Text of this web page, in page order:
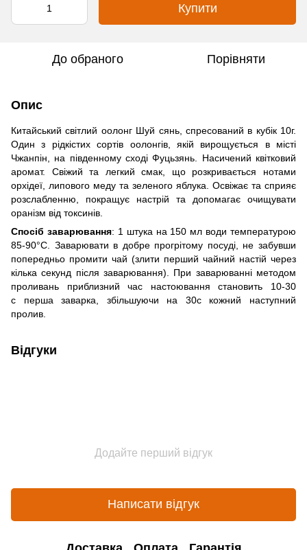
Купити
До обраного Порівняти
Опис
Китайський світлий оолонг Шуй сянь, спресований в кубік 10г.
Один з рідкістих сортів оолонгів, якій вирощується в місті
Чжанпін, на південному сході Фуцьзянь. Насичений квітковий
аромат. Свіжий та легкий смак, що розкривається нотами
орхідеї, липового меду та зеленого яблука. Освіжає та сприяє
розслабленню, покращує настрій та допомагає очищувати
оранізм від токсинів.
Спосіб заварювання: 1 штука на 150 мл води температурою
85-90°С. Заварювати в добре прогрітому посуді, не забувши
попередньо промити чай (злити перший чайний настій через
кілька секунд після заварювання). При заварюванні методом
проливань приблизний час настоювання становить 10-30
с перша заварка, збільшуючи на 30с кожний наступний
пролив.
Відгуки
Додайте перший відгук
Написати відгук